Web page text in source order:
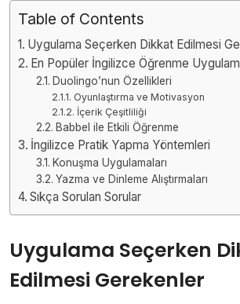
Table of Contents
Uygulama Seçerken Dikkat Edilmesi
En Popüler İngilizce Öğrenme
Duolingo’nun Özellikleri
Oyunlaştırma ve Motivasyon
İçerik Çeşitliliği
Babbel ile Etkili Öğrenme
İngilizce Pratik Yapma Yöntemleri
Konuşma Uygulamaları
Yazma ve Dinleme Alıştırmaları
Sıkça Sorulan Sorular
Uygulama Seçerken
Edilmesi Gerekenler